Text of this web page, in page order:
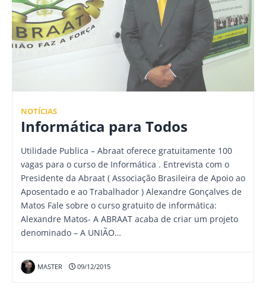
NOTÍCIAS
Informática para Todos
Utilidade Publica – Abraat oferece gratuitamente 100
vagas para o curso de Informática . Entrevista com o
Presidente da Abraat ( Associação Brasileira de Apoio ao
Aposentado e ao Trabalhador ) Alexandre Gonçalves de
Matos Fale sobre o curso gratuito de informática:
Alexandre Matos- A ABRAAT acaba de criar um projeto
denominado – A UNIÃO…
MASTER 09/12/2015